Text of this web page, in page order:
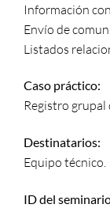
Información
Envío de
Listados
Caso práctico:
Registro
Destinatarios:
Equipo técnico.
ID del